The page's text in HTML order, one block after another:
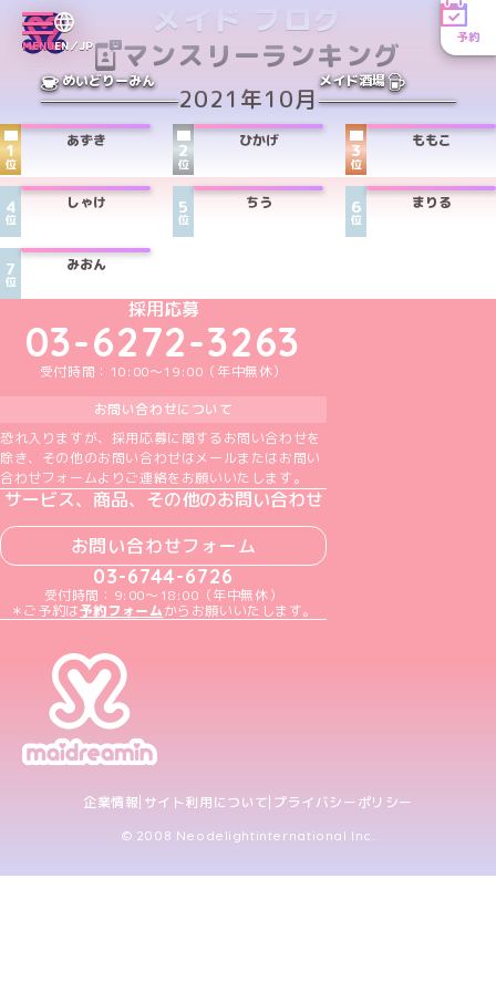
MENUEN／JP
予約
めいどりーみん メイド酒場
メイド ブログ
マンスリーランキング
2021年10月
1
位
あずき
2
位
ひかげ
3
位
ももこ
4
位
しゃけ 5
位
ちう 6
位
まりる
7
位
みおん
めいどりーみんTikTok公式アカウント
めいどりーみんX公式アカウント
めいどりーみんInstagram公式アカウント
めいどりーみんFacebook公式アカウン
めいどりーみんYouTube公式アカ
採用応募
03-6272-3263
受付時間：10:00～19:00（年中無休）
お問い合わせについて
恐れ入りますが、採用応募に関するお問い合わせを
除き、その他のお問い合わせはメールまたはお問い
合わせフォームよりご連絡をお願いいたします。
サービス、商品、その他のお問い合わせ
お問い合わせフォーム
03-6744-6726
受付時間：9:00～18:00（年中無休）
＊ご予約は予約フォームからお願いいたします。
企業情報 サイト利用について プライバシーポリシー
© 2008 Neodelightinternational Inc.